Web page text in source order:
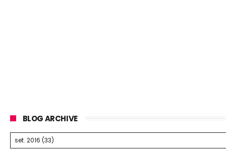
BLOG ARCHIVE